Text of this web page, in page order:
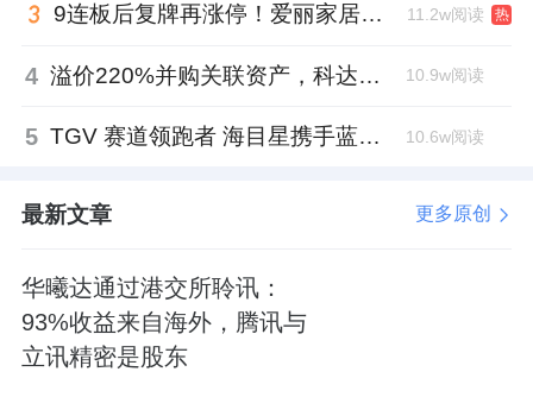
9连板后复牌再涨停！爱丽家居市盈率318倍，跨界收购案尚未落地 11.2w阅读 热
4 溢价220%并购关联资产，科达制造近75亿元重组被否 10.9w阅读
5 TGV 赛道领跑者 海目星携手蓝思科技掘金先进封装 10.6w阅读
最新文章 更多原创
华曦达通过港交所聆讯：
93%收益来自海外，腾讯与
立讯精密是股东